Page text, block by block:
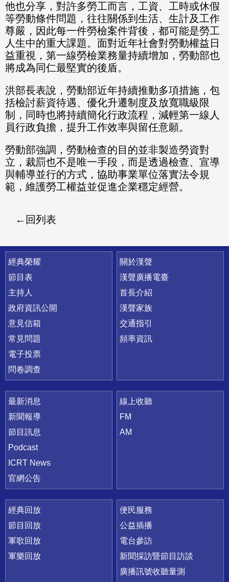
他也分享，對許多勞工而言，工資、工時或休假
等勞動條件問題，往往關係到生活、生計及工作
尊嚴，因此每一件勞檢案件背後，都可能是勞工
人生中的重大課題。面對近年社會對勞動權益日
益重視，第一線勞檢業務量持續增加，勞動部也
將成為同仁最堅實的後盾。
洪部長表說，勞動部近年持續推動多項措施，包
括檢討薪資待遇、優化升遷制度及放寬職級限
制，同時也將持續簡化行政流程，減輕第一線人
員行政負擔，提升工作效率與留任意願。
勞動部強調，勞動檢查的目的並非製造勞資對
立，裁罰也不是唯一手段，而是透過檢查、宣導
與輔導並行的方式，協助事業單位落實法令規
範，維護勞工權益並促進企業穩定經營。
回列表
快速連結
經典榮耀
節目表
主持人
政府資訊公開
意見信箱
常見問題
電子投票
問卷調查
關於漢聲
漢聲廣播電臺
首長介紹
漢聲家族
交通指引
頻率資訊
最新消息
新聞報導
節目訊息
Podcast
ICRT News
官網公告
線上收聽
FM
AM
經典回放
節目回放
軍歌回放
軍樂回放
便民服務
公益插播
電台參訪
新聞採訪暨節目訪談
廣播訊號收聽量測